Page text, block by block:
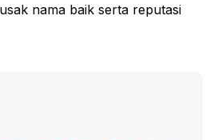
nama baik serta reputasi